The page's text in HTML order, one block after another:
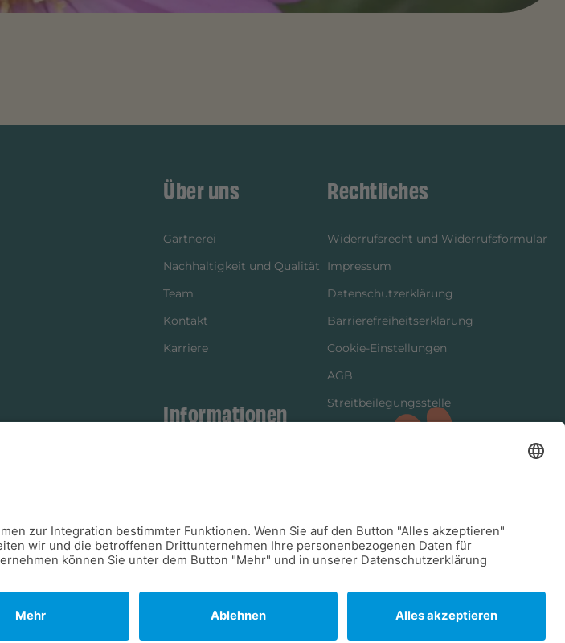
Über uns
Gärtnerei
Nachhaltigkeit und Qualität
Team
Kontakt
Karriere
Informationen
Versandinformationen
Rechtliches
Widerrufsrecht und Widerrufsformular
Impressum
Datenschutzerklärung
Barrierefreiheitserklärung
Cookie-Einstellungen
AGB
Streitbeilegungsstelle